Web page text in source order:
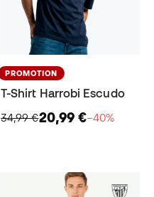
PROMOTION
T-Shirt Harrobi Escudo
34,99 €20,99 €−40%